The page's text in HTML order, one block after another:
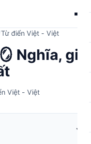
Từ điển Việt - Việt
Nghĩa, giải
Việt - Việt